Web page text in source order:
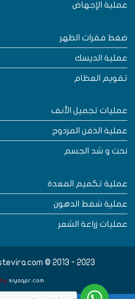
الإجهاض
فقرات الظهر
الديسك
العظام
تجميل الأنف
الذقن المزدوج
و شد الجسم
تكميم المعدة
شفط الدهون
زراعة الشعر
© 2013 - 2023
bysiyaqpr.com